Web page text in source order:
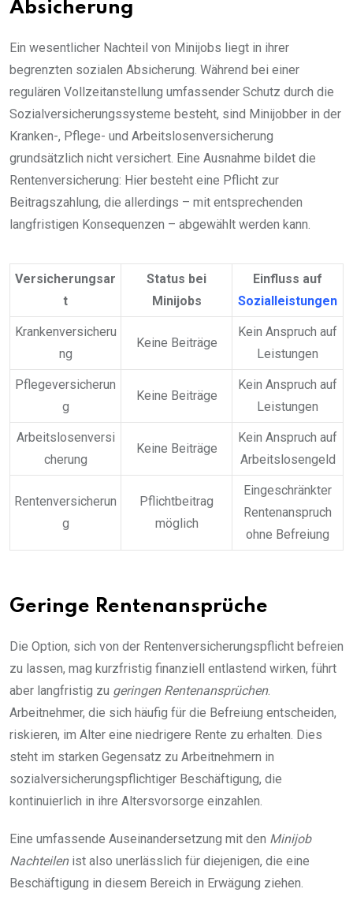
Absicherung
Ein wesentlicher Nachteil von Minijobs liegt in ihrer
begrenzten sozialen Absicherung. Während bei einer
regulären Vollzeitanstellung umfassender Schutz durch die
Sozialversicherungssysteme besteht, sind Minijobber in der
Kranken-, Pflege- und Arbeitslosenversicherung
grundsätzlich nicht versichert. Eine Ausnahme bildet die
Rentenversicherung: Hier besteht eine Pflicht zur
Beitragszahlung, die allerdings – mit entsprechenden
langfristigen Konsequenzen – abgewählt werden kann.
Versicherungsar
t
Status bei
Minijobs
Einfluss auf
Sozialleistungen
Krankenversicheru
ng
Keine Beiträge
Kein Anspruch auf
Leistungen
Pflegeversicherun
g
Keine Beiträge
Kein Anspruch auf
Leistungen
Arbeitslosenversi
cherung
Keine Beiträge
Kein Anspruch auf
Arbeitslosengeld
Rentenversicherun
g
Pflichtbeitrag
möglich
Eingeschränkter
Rentenanspruch
ohne Befreiung
Geringe Rentenansprüche
Die Option, sich von der Rentenversicherungspflicht befreien
zu lassen, mag kurzfristig finanziell entlastend wirken, führt
aber langfristig zu geringen Rentenansprüchen.
Arbeitnehmer, die sich häufig für die Befreiung entscheiden,
riskieren, im Alter eine niedrigere Rente zu erhalten. Dies
steht im starken Gegensatz zu Arbeitnehmern in
sozialversicherungspflichtiger Beschäftigung, die
kontinuierlich in ihre Altersvorsorge einzahlen.
Eine umfassende Auseinandersetzung mit den Minijob
Nachteilenist also unerlässlich für diejenigen, die eine
Beschäftigung in diesem Bereich in Erwägung ziehen.